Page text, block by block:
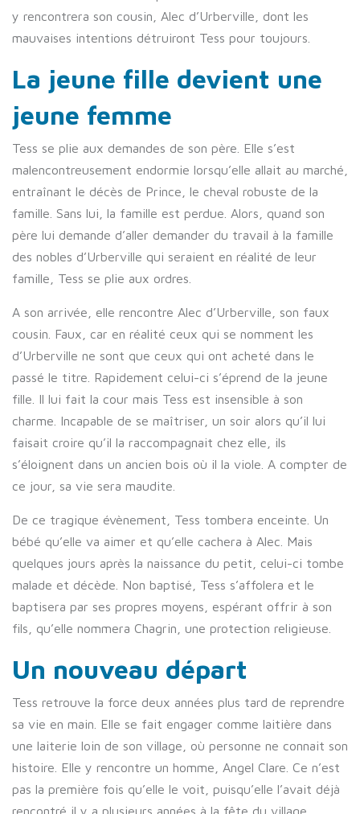
y rencontrera son cousin, Alec d’Urberville, dont les
mauvaises intentions détruiront Tess pour toujours.
La jeune fille devient une
jeune femme
Tess se plie aux demandes de son père. Elle s’est
malencontreusement endormie lorsqu’elle allait au marché,
entraînant le décès de Prince, le cheval robuste de la
famille. Sans lui, la famille est perdue. Alors, quand son
père lui demande d’aller demander du travail à la famille
des nobles d’Urberville qui seraient en réalité de leur
famille, Tess se plie aux ordres.
A son arrivée, elle rencontre Alec d’Urberville, son faux
cousin. Faux, car en réalité ceux qui se nomment les
d’Urberville ne sont que ceux qui ont acheté dans le
passé le titre. Rapidement celui-ci s’éprend de la jeune
fille. Il lui fait la cour mais Tess est insensible à son
charme. Incapable de se maîtriser, un soir alors qu’il lui
faisait croire qu’il la raccompagnait chez elle, ils
s’éloignent dans un ancien bois où il la viole. A compter de
ce jour, sa vie sera maudite.
De ce tragique évènement, Tess tombera enceinte. Un
bébé qu’elle va aimer et qu’elle cachera à Alec. Mais
quelques jours après la naissance du petit, celui-ci tombe
malade et décède. Non baptisé, Tess s’affolera et le
baptisera par ses propres moyens, espérant offrir à son
fils, qu’elle nommera Chagrin, une protection religieuse.
Un nouveau départ
Tess retrouve la force deux années plus tard de reprendre
sa vie en main. Elle se fait engager comme laitière dans
une laiterie loin de son village, où personne ne connait son
histoire. Elle y rencontre un homme, Angel Clare. Ce n’est
pas la première fois qu’elle le voit, puisqu’elle l’avait déjà
rencontré il y a plusieurs années à la fête du village.